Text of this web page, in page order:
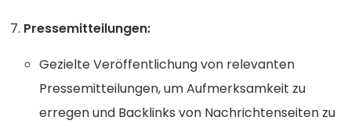
Pressemitteilungen:
Gezielte Veröffentlichung von relevanten
Pressemitteilungen, um Aufmerksamkeit zu
erregen und Backlinks von Nachrichtenseiten zu